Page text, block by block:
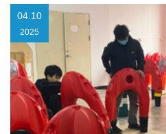
04.10
2025